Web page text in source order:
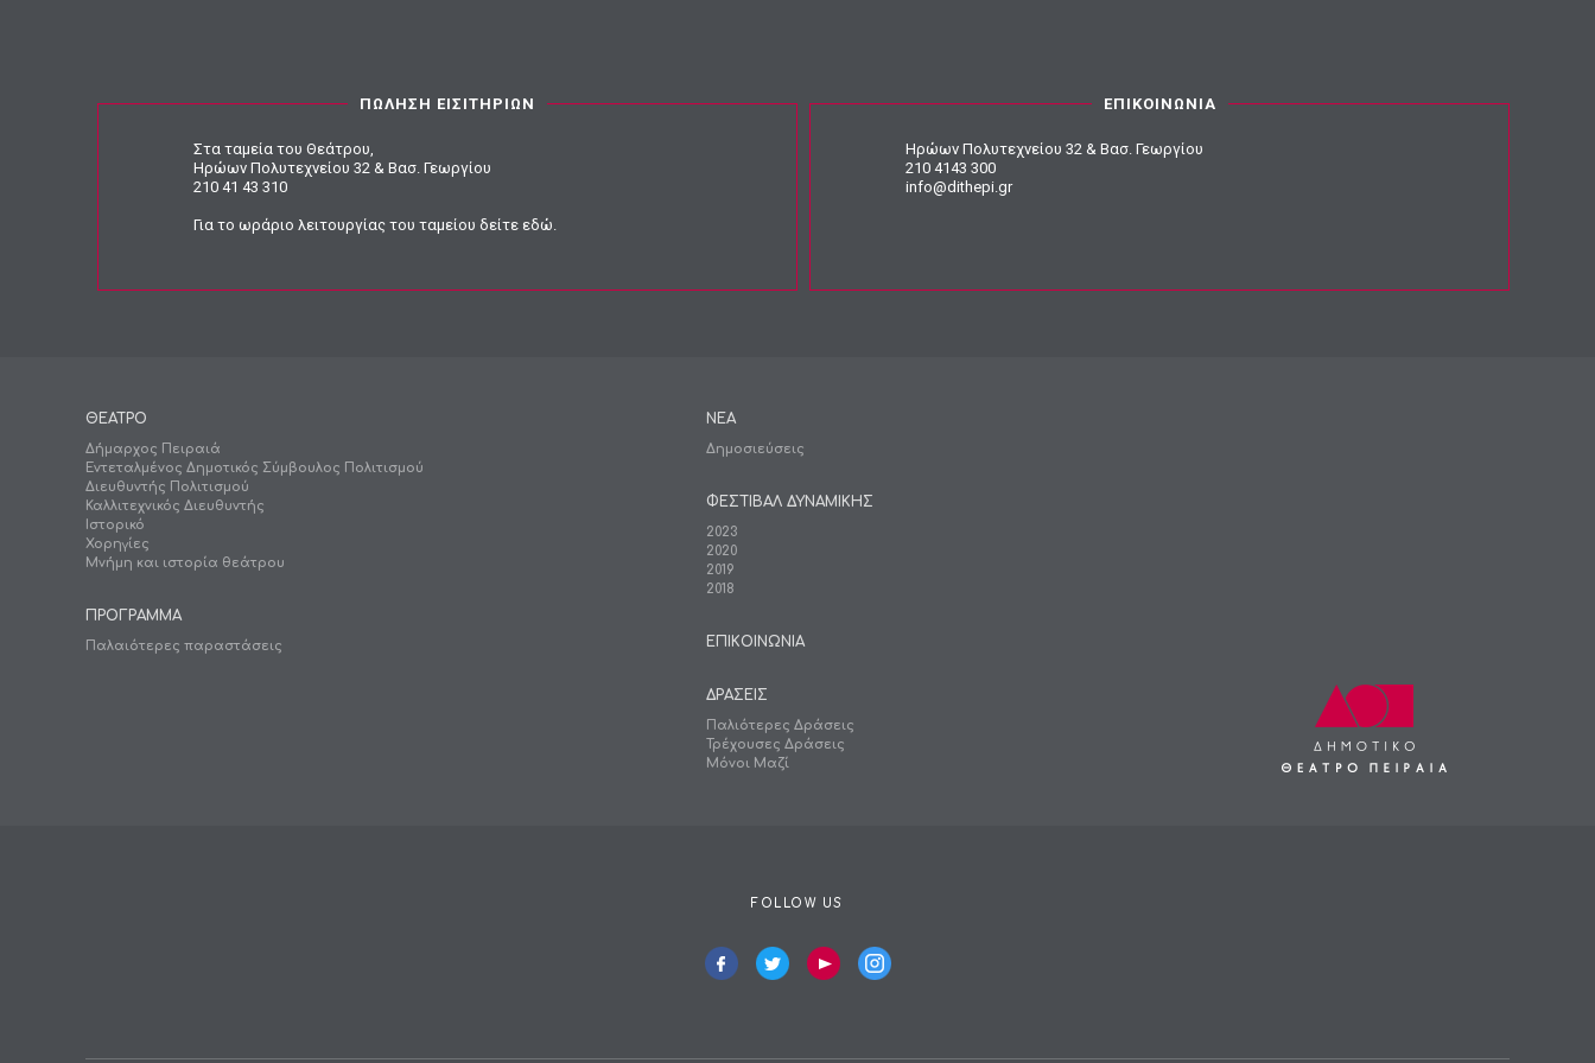
ΠΩΛΗΣΗ ΕΙΣΙΤΗΡΙΩΝ
Στα ταμεία του Θεάτρου,
Ηρώων Πολυτεχνείου 32 & Βασ. Γεωργίου
210 41 43 310
Για το ωράριο λειτουργίας του ταμείου δείτε εδώ
ΕΠΙΚΟΙΝΩΝΙΑ
Ηρώων Πολυτεχνείου 32 & Βασ. Γεωργίου
210 4143 300
info@dithepi.gr
ΘΕΑΤΡΟ
Δήμαρχος Πειραιά
Εντεταλμένος Δημοτικός Σύμβουλος Πολιτισμού
Διευθυντής Πολιτισμού
Καλλιτεχνικός Διευθυντής
Ιστορικό
Χορηγίες
Μνήμη και ιστορία θεάτρου
ΠΡΟΓΡΑΜΜΑ
Παλαιότερες παραστάσεις
ΝΕΑ
Δημοσιεύσεις
ΦΕΣΤΙΒΑΛ ΔΥΝΑΜΙΚΗΣ
2023
2020
2019
2018
ΕΠΙΚΟΙΝΩΝΙΑ
ΔΡΑΣΕΙΣ
Παλιότερες Δράσεις
Τρέχουσες Δράσεις
Μόνοι Μαζί
FOLLOW US